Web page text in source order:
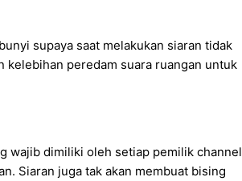
supaya saat melakukan siaran tidak
kelebihan peredam suara ruangan untuk
wajib dimiliki oleh setiap pemilik channel
Siaran juga tak akan membuat bising